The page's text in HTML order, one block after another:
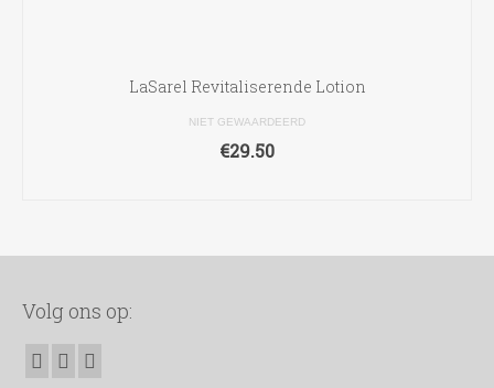
LaSarel Revitaliserende Lotion
NIET GEWAARDEERD
€29.50
Volg ons op: